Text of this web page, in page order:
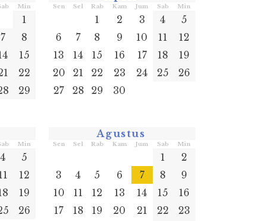
Min
1
7
8
15
22
29
Sen Sel Rab Kam Jum Sab Min
1 2 3 4
5
6
7 8 9 10 11
12
13
14 15 16 17 18
19
20
21 22 23 24 25
26
27
28 29 30
Min
4
5
12
19
26
Agustus
Sen Sel Rab Kam Jum Sab Min
1
2
3
4 5 6 7 8
9
10
11 12 13 14 15
16
17
18 19 20 21 22
23